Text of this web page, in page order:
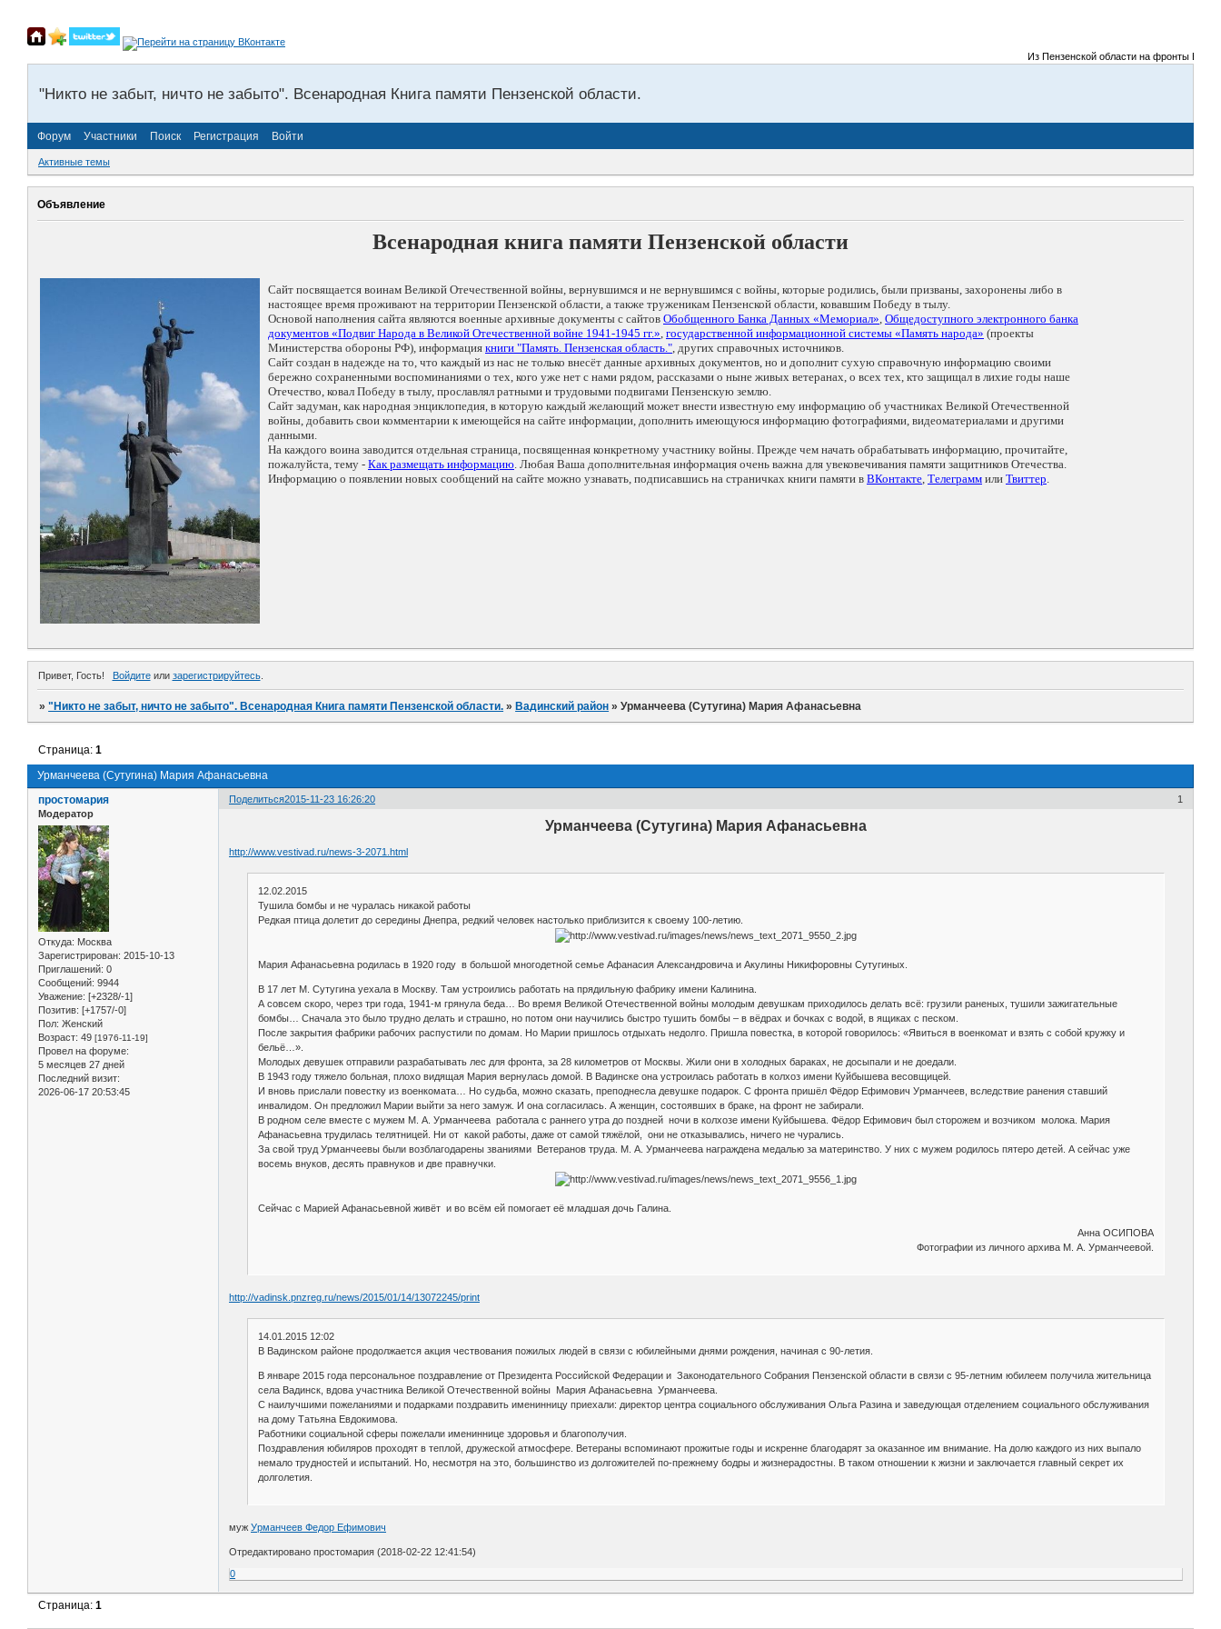
Из Пензенской области на фронты
"Никто не забыт, ничто не забыто". Всенародная Книга памяти Пензенской области.
Форум Участники Поиск Регистрация Войти
Активные темы
Объявление
Всенародная книга памяти Пензенской области
Сайт посвящается воинам Великой Отечественной войны, вернувшимся и не вернувшимся с войны, которые родились, были призваны, захоронены либо в
настоящее время проживают на территории Пензенской области, а также труженикам Пензенской области, ковавшим Победу в тылу.
Основой наполнения сайта являются военные архивные документы с сайтов Обобщенного Банка Данных «Мемориал», Общедоступного электронного банка
документов «Подвиг Народа в Великой Отечественной войне 1941-1945 гг.», государственной информационной системы «Память народа» (проекты
Министерства обороны РФ), информация книги "Память. Пензенская область.", других справочных источников.
Сайт создан в надежде на то, что каждый из нас не только внесёт данные архивных документов, но и дополнит сухую справочную информацию своими
бережно сохраненными воспоминаниями о тех, кого уже нет с нами рядом, рассказами о ныне живых ветеранах, о всех тех, кто защищал в лихие годы наше
Отечество, ковал Победу в тылу, прославлял ратными и трудовыми подвигами Пензенскую землю.
Сайт задуман, как народная энциклопедия, в которую каждый желающий может внести известную ему информацию об участниках Великой Отечественной
войны, добавить свои комментарии к имеющейся на сайте информации, дополнить имеющуюся информацию фотографиями, видеоматериалами и другими
данными.
На каждого воина заводится отдельная страница, посвященная конкретному участнику войны. Прежде чем начать обрабатывать информацию, прочитайте,
пожалуйста, тему - Как размещать информацию. Любая Ваша дополнительная информация очень важна для увековечивания памяти защитников Отечества.
Информацию о появлении новых сообщений на сайте можно узнавать, подписавшись на страничках книги памяти в ВКонтакте, Телеграмм или Твиттер.
Привет, Гость! Войдитеили зарегистрируйтесь.
»"Никто не забыт, ничто не забыто". Всенародная Книга памяти Пензенской области. » Вадинский район »Урманчеева (Сутугина) Мария Афанасьевна
Урманчеева (Сутугина) Мария Афанасьевна
Страница:1
Поделиться 1
2015-11-23 16:26:20
простомария
Модератор
Откуда: Москва
Зарегистрирован: 2015-10-13
Приглашений: 0
Сообщений: 9944
Уважение: [+2328/-1]
Позитив: [+1757/-0]
Пол: Женский
Возраст: 49 [1976-11-19]
Провел на форуме:
5 месяцев 27 дней
Последний визит:
2026-06-17 20:53:45
Урманчеева (Сутугина) Мария Афанасьевна
http://www.vestivad.ru/news-3-2071.html
12.02.2015
Тушила бомбы и не чуралась никакой работы
Редкая птица долетит до середины Днепра, редкий человек настолько приблизится к своему 100-летию.
Мария Афанасьевна родилась в 1920 году в большой многодетной семье Афанасия Александровича и Акулины Никифоровны Сутугиных.
В 17 лет М. Сутугина уехала в Москву. Там устроились работать на прядильную фабрику имени Калинина.
А совсем скоро, через три года, 1941-м грянула беда… Во время Великой Отечественной войны молодым девушкам приходилось делать всё: грузили раненых, тушили зажигательные
бомбы… Сначала это было трудно делать и страшно, но потом они научились быстро тушить бомбы – в вёдрах и бочках с водой, в ящиках с песком.
После закрытия фабрики рабочих распустили по домам. Но Марии пришлось отдыхать недолго. Пришла повестка, в которой говорилось: «Явиться в военкомат и взять с собой кружку и
бельё…».
Молодых девушек отправили разрабатывать лес для фронта, за 28 километров от Москвы. Жили они в холодных бараках, не досыпали и не доедали.
В 1943 году тяжело больная, плохо видящая Мария вернулась домой. В Вадинске она устроилась работать в колхоз имени Куйбышева весовщицей.
И вновь прислали повестку из военкомата… Но судьба, можно сказать, преподнесла девушке подарок. С фронта пришёл Фёдор Ефимович Урманчеев, вследствие ранения ставший
инвалидом. Он предложил Марии выйти за него замуж. И она согласилась. А женщин, состоявших в браке, на фронт не забирали.
В родном селе вместе с мужем М. А. Урманчеева работала с раннего утра до поздней ночи в колхозе имени Куйбышева. Фёдор Ефимович был сторожем и возчиком молока. Мария
Афанасьевна трудилась телятницей. Ни от какой работы, даже от самой тяжёлой, они не отказывались, ничего не чурались.
За свой труд Урманчеевы были возблагодарены званиями Ветеранов труда. М. А. Урманчеева награждена медалью за материнство. У них с мужем родилось пятеро детей. А сейчас уже
восемь внуков, десять правнуков и две правнучки.
Сейчас с Марией Афанасьевной живёт и во всём ей помогает её младшая дочь Галина.
Анна ОСИПОВА
Фотографии из личного архива М. А. Урманчеевой.
http://vadinsk.pnzreg.ru/news/2015/01/14/13072245/print
14.01.2015 12:02
В Вадинском районе продолжается акция чествования пожилых людей в связи с юбилейными днями рождения, начиная с 90-летия.
В январе 2015 года персональное поздравление от Президента Российской Федерации и Законодательного Собрания Пензенской области в связи с 95-летним юбилеем получила жительница
села Вадинск, вдова участника Великой Отечественной войны Мария Афанасьевна Урманчеева.
С наилучшими пожеланиями и подарками поздравить именинницу приехали: директор центра социального обслуживания Ольга Разина и заведующая отделением социального обслуживания
на дому Татьяна Евдокимова.
Работники социальной сферы пожелали имениннице здоровья и благополучия.
Поздравления юбиляров проходят в теплой, дружеской атмосфере. Ветераны вспоминают прожитые годы и искренне благодарят за оказанное им внимание. На долю каждого из них выпало
немало трудностей и испытаний. Но, несмотря на это, большинство из долгожителей по-прежнему бодры и жизнерадостны. В таком отношении к жизни и заключается главный секрет их
долголетия.
мужУрманчеев Федор Ефимович
Отредактировано простомария (2018-02-22 12:41:54)
0
Страница:1